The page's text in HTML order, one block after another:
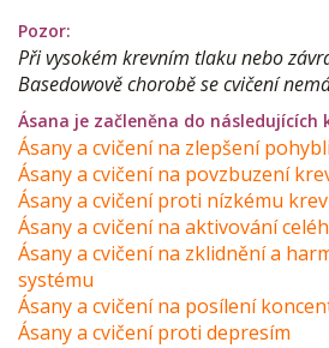
Pozor:
Při vysokém krevním tlaku nebo
Basedowově chorobě se cvičení
Ásana je začleněna do následujících
Ásany a cvičení na zlepšení
Ásany a cvičení na povzbuzení
Ásany a cvičení proti nízkému
Ásany a cvičení na aktivování
Ásany a cvičení na zklidnění a
systému
Ásany a cvičení na posílení
Ásany a cvičení proti depresím